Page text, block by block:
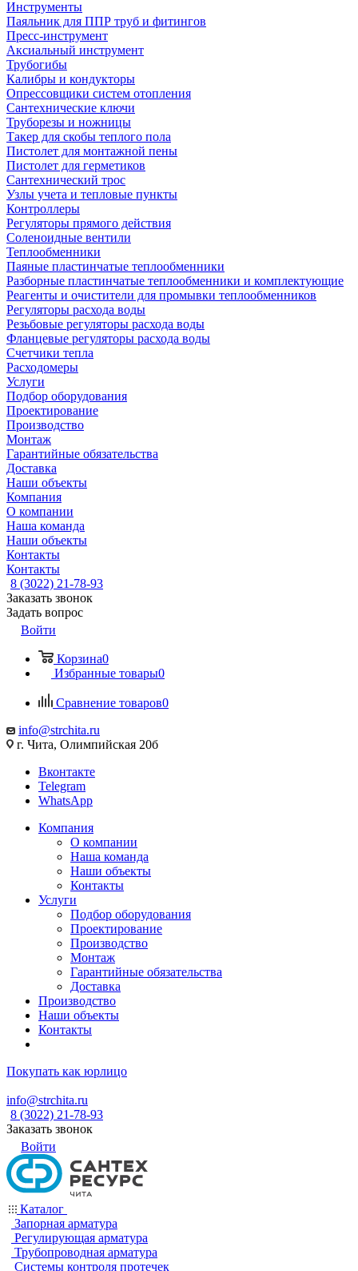
Инструменты
Паяльник для ППР труб и фитингов
Пресс-инструмент
Аксиальный инструмент
Трубогибы
Калибры и кондукторы
Опрессовщики систем отопления
Сантехнические ключи
Труборезы и ножницы
Такер для скобы теплого пола
Пистолет для монтажной пены
Пистолет для герметиков
Сантехнический трос
Узлы учета и тепловые пункты
Контроллеры
Регуляторы прямого действия
Соленоидные вентили
Теплообменники
Паяные пластинчатые теплообменники
Разборные пластинчатые теплообменники и комплектующие
Реагенты и очистители для промывки теплообменников
Регуляторы расхода воды
Резьбовые регуляторы расхода воды
Фланцевые регуляторы расхода воды
Счетчики тепла
Расходомеры
Услуги
Подбор оборудования
Проектирование
Производство
Монтаж
Гарантийные обязательства
Доставка
Наши объекты
Компания
О компании
Наша команда
Наши объекты
Контакты
Контакты
8 (3022) 21-78-93
Заказать звонок
Задать вопрос
Войти
Корзина0
Избранные товары0
Сравнение товаров0
info@strchita.ru
г. Чита, Олимпийская 20б
Вконтакте
Telegram
WhatsApp
Компания
О компании
Наша команда
Наши объекты
Контакты
Услуги
Подбор оборудования
Проектирование
Производство
Монтаж
Гарантийные обязательства
Доставка
Производство
Наши объекты
Контакты
Покупать как юрлицо
info@strchita.ru
8 (3022) 21-78-93
Заказать звонок
Войти
Каталог
Запорная арматура
Регулирующая арматура
Трубопроводная арматура
Системы контроля протечек